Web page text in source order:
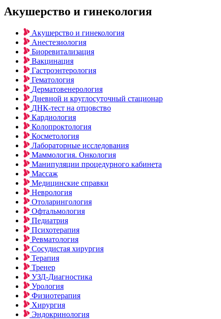
Акушерство и гинекология
Акушерство и гинекология
Анестезиология
Биоревитализация
Вакцинация
Гастроэнтерология
Гематология
Дерматовенерология
Дневной и круглосуточный стационар
ДНК-тест на отцовство
Кардиология
Колопроктология
Косметология
Лабораторные исследования
Маммология. Онкология
Манипуляции процедурного кабинета
Массаж
Медицинские справки
Неврология
Отоларингология
Офтальмология
Педиатрия
Психотерапия
Ревматология
Сосудистая хирургия
Терапия
Тренер
УЗД-Диагностика
Урология
Физиотерапия
Хирургия
Эндокринология